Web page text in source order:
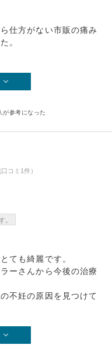
仕方がない市販の痛み
。
が参考になった
コミ1件）
。
ても綺麗です。
ーさんから今後の治療
不妊の原因を見つけて